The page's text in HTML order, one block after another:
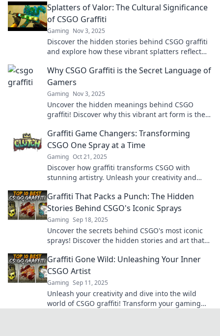
Splatters of Valor: The Cultural Significance
of CSGO Graffiti
Gaming Nov 3, 2025
Discover the hidden stories behind CSGO graffiti
and explore how these vibrant splatters reflect
Why CSGO Graffiti is the Secret Language of
Gamers
Gaming Nov 3, 2025
Uncover the hidden meanings behind CSGO
graffiti! Discover why this vibrant art form is the
Graffiti Game Changers: Transforming
CSGO One Spray at a Time
Gaming Oct 21, 2025
Discover how graffiti transforms CSGO with
stunning artistry. Unleash your creativity and
Graffiti That Packs a Punch: The Hidden
Stories Behind CSGO's Iconic Sprays
Gaming Sep 18, 2025
Uncover the secrets behind CSGO's most iconic
sprays! Discover the hidden stories and art that
Graffiti Gone Wild: Unleashing Your Inner
CSGO Artist
Gaming Sep 11, 2025
Unleash your creativity and dive into the wild
world of CSGO graffiti! Transform your gaming